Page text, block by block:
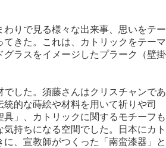
わりで見る様々な出来事、思いをテー
てきた。これは、カトリックをテーマ
グラスをイメージしたプラーク（壁掛
した。須藤さんはクリスチャンであ
的な蒔絵や材料を用いて祈りや司
」、カトリックに関するモチーフも
持ちになる空間でした。日本にカト
に、宣教師がつくった「南蛮漆器」と